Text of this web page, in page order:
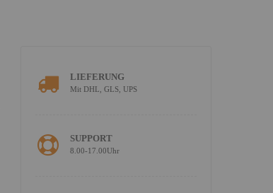
LIEFERUNG
Mit DHL, GLS, UPS
SUPPORT
8.00-17.00Uhr